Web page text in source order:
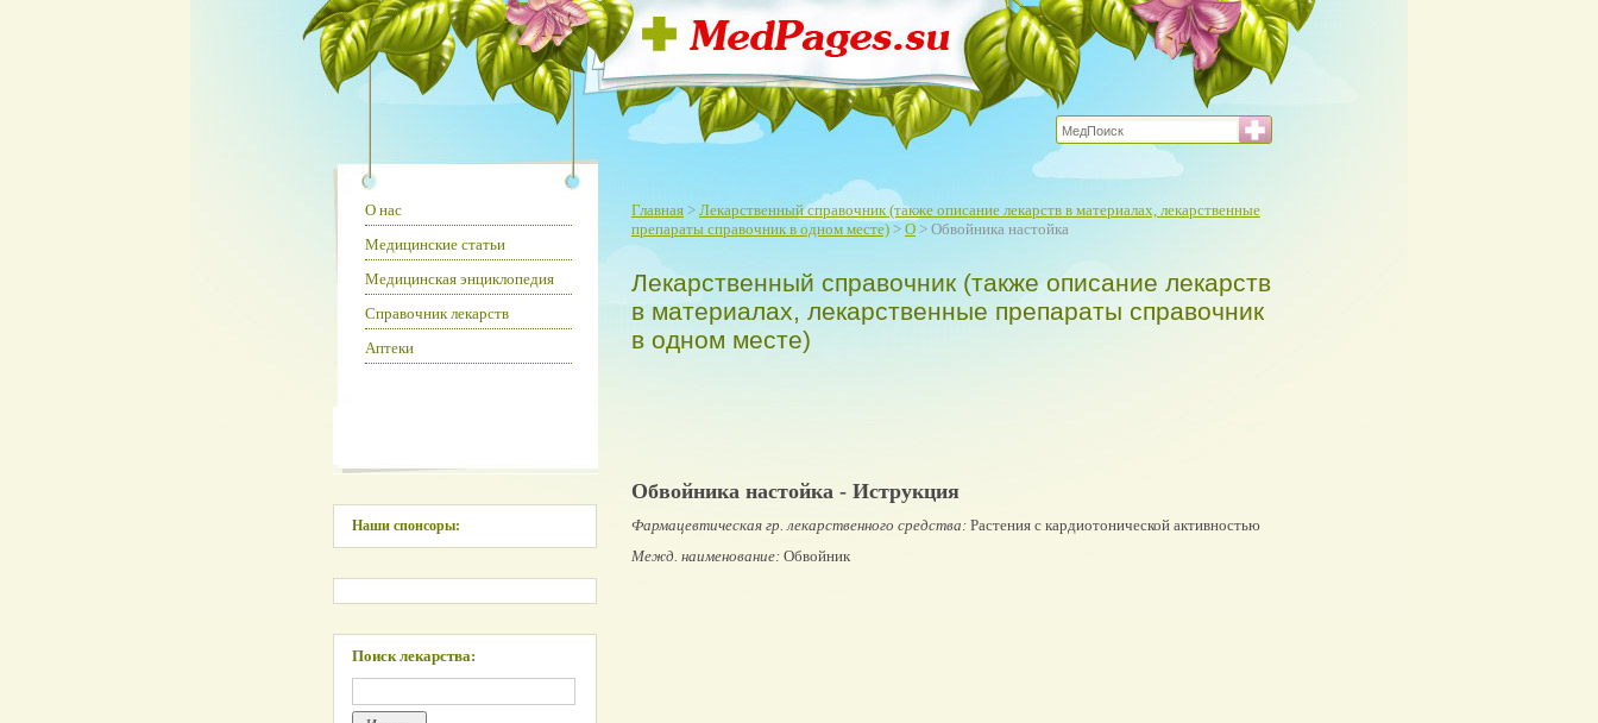
Главная > Лекарственный справочник (также описание лекарств в материалах, лекарственные
препараты справочник в одном месте) > О > Обвойника настойка
Лекарственный справочник (также описание лекарств
в материалах, лекарственные препараты справочник
в одном месте)
Обвойника настойка - Иструкция
Фармацевтическая гр. лекарственного средства: Растения с кардиотонической активностью
Межд. наименование: Обвойник
О нас
Медицинские статьи
Медицинская энциклопедия
Справочник лекарств
Аптеки
Наши спонсоры:
Поиск лекарства: